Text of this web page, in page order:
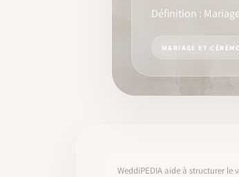
Définition :
MARIAGE ET
WeddiPEDIA aide à structurer